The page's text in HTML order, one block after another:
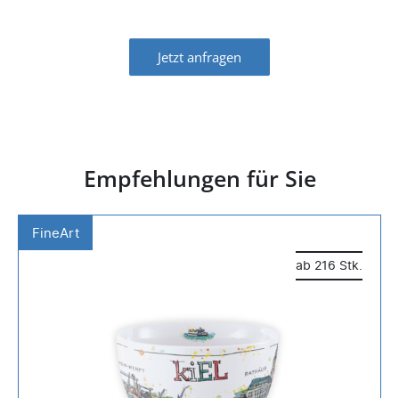
Jetzt anfragen
Empfehlungen für Sie
FineArt
ab 216 Stk.